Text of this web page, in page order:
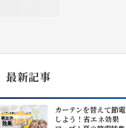
最新記事
カーテンを替えて節電
しよう！省エネ効果